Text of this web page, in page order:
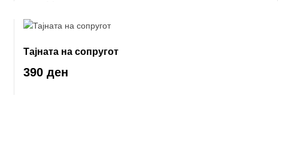
Тајната на сопругот
390 ден